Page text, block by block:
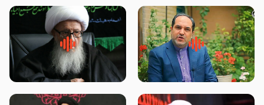
پیامبر صلی الله علیه وآله و سلم
فرمودند وای بر بچه های آخر
زوّار اربعین امام حسین (علیه
السلام) با این اشتیاق به زیارت